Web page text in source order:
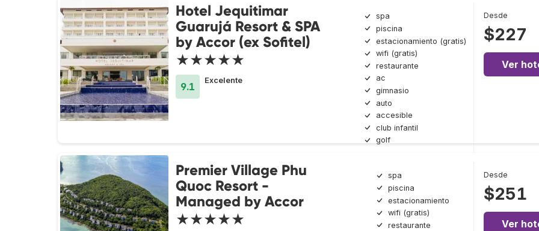
Hotel Jequitimar
Guarujá Resort & SPA
by Accor (ex Sofitel)
★★★★★
9.1
Excelente
spa
piscina
estacionamiento (gratis)
wifi (gratis)
restaurante
ac
gimnasio
auto
accesible
club infantil
golf
Desde
$227
Ver
Premier Village Phu
Quoc Resort -
Managed by Accor
★★★★★
spa
piscina
estacionamiento
wifi (gratis)
restaurante
Desde
$251
Ver